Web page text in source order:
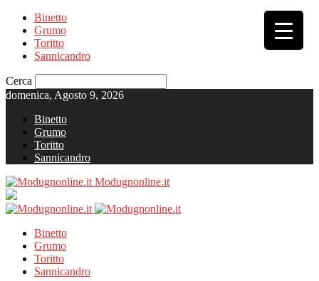
Binetto
Grumo
Toritto
Sannicandro
Cerca
domenica, Agosto 9, 2026
Binetto
Grumo
Toritto
Sannicandro
Modugnonline.it
Binetto
Grumo
Toritto
Sannicandro